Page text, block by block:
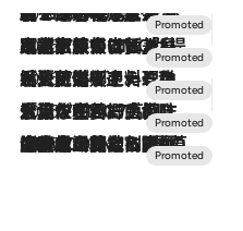
2026.8.7
【トンボの足水浴】ヒノキの香りに包まれて涼感マックス！約13℃の湧水かけ流しを避暑地「星野温泉 トンボの湯」で体験
2026.7.31
【ホテル帰省】という選択肢をOMOが提案。家族とほどよい距離を保つには「昼は実家、夜は気兼ねなくホテルで！」
2026.7.24
【夏限定ディナーコース】旬を迎える稚鮎や花ズッキーニなどをイタリア・トスカーナの郷土料理の手法で満喫！
2026.7.17
「土佐和ハーブかき氷」がOMO7高知に登場！生姜、山椒、大葉など目にも舌にも涼を呼ぶ郷土の味
2026.7.10
NEW OPEN！【界 草津】名湯の地に誕生。趣の異なる2種の温泉と上州ならではの会席・蕎麦割烹など美食を味わう究極の癒やし旅